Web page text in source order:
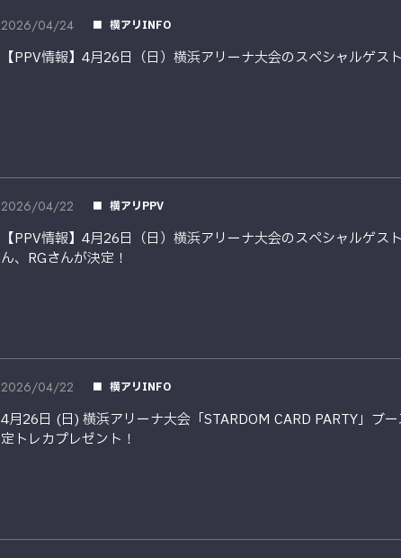
2026/04/24 横アリINFO
【PPV情報】4月26日（日）横浜アリーナ大会のスペシャルゲス
2026/04/22 横アリPPV
【PPV情報】4月26日（日）横浜アリーナ大会のスペシャルゲス
ん、RGさんが決定！
2026/04/22 横アリINFO
4月26日 (日) 横浜アリーナ大会「STARDOM CARD PARTY」ブ
定トレカプレゼント！